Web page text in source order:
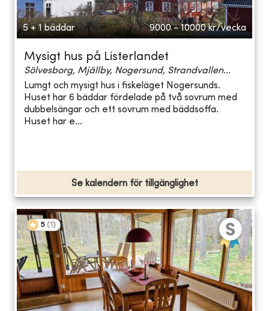
5 + 1 bäddar 9000 - 10000 kr/vecka
Mysigt hus på Listerlandet
Sölvesborg, Mjällby, Nogersund, Strandvallen...
Lumgt och mysigt hus i fiskeläget Nogersunds.
Huset har 6 bäddar fördelade på två sovrum med
dubbelsängar och ett sovrum med bäddsoffa.
Huset har e...
Se kalendern för tillgänglighet
5 (1 )